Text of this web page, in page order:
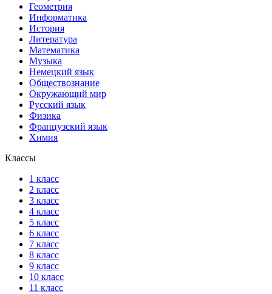
Геометрия
Информатика
История
Литература
Математика
Музыка
Немецкий язык
Обществознание
Окружающий мир
Русский язык
Физика
Французский язык
Химия
Классы
1 класс
2 класс
3 класс
4 класс
5 класс
6 класс
7 класс
8 класс
9 класс
10 класс
11 класс